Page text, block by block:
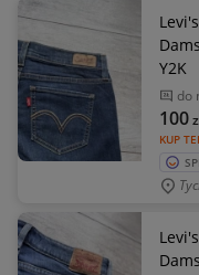
Y2K
do
KUP
100